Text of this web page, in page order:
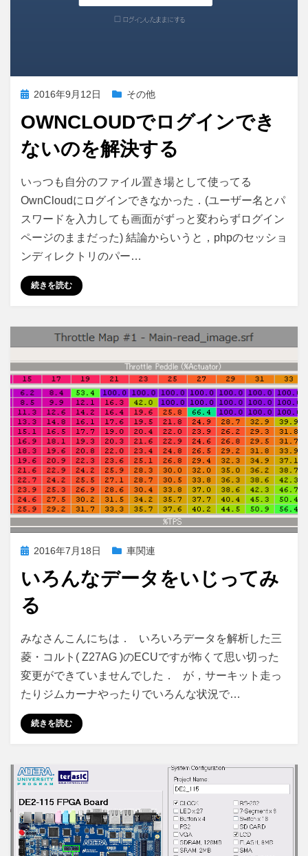
投
日:
2016年9月12日 その他
OWNCLOUDでログインでき
ないのを解決する
投稿者 さいこる
OwnCloud
ロ
グ
イ
ン
き
な
の
決
す
に
コメント
いっつも自分のファイル置き場として使ってる
OwnCloudにログインできなかった．(ユーザー名とパ
スワードを入力しても画面がずっと変わらずログイン
ページのままだった) 結論からいうと，phpのセッショ
ンディレクトリのパー…
続きを読む
投
日:
2016年7月18日 車関連
いろんなデータをいじってみ
る
投稿者 さいこる
い
ろ
な
デ
タ
じ
っ
て
み
る
へ
3件のコメント
みなさんこんにちは． いろいろデータを解析した三
菱・コルト( Z27AG )のECUですが怖くて思い切った
変更ができていませんでした． が，サーキット走っ
たりジムカーナやったりでいろんな状況で…
続きを読む